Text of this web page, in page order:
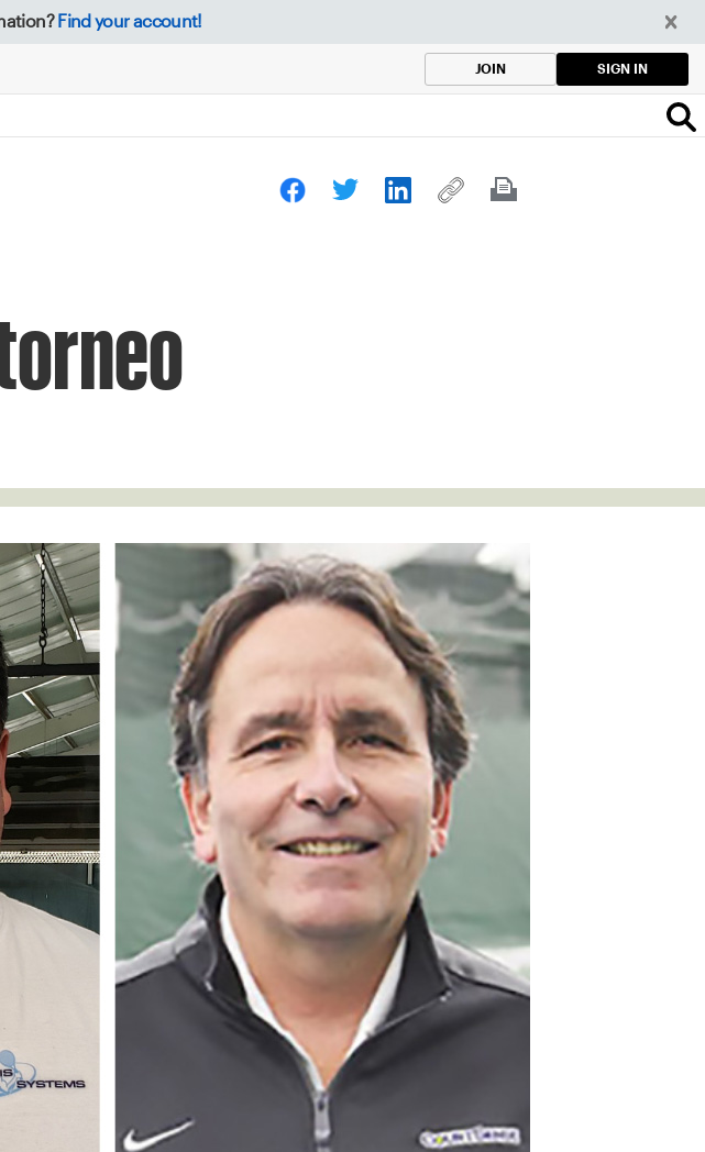
Find your account!
JOIN SIGN IN